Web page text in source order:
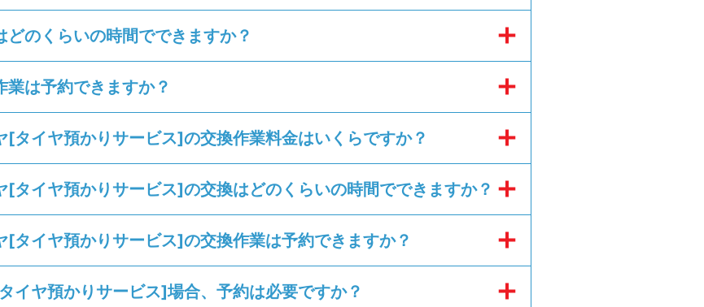
のくらいの時間でできますか？
は予約できますか？
[タイヤ預かりサービス]の交換作業料金はいくらですか？
[タイヤ預かりサービス]の交換はどのくらいの時間でできますか？
[タイヤ預かりサービス]の交換作業は予約できますか？
イヤ預かりサービス]場合、予約は必要ですか？